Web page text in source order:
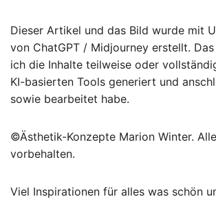
Dieser Artikel und das Bild wurde mit
von ChatGPT / Midjourney erstellt.
ich die Inhalte teilweise oder
KI-basierten Tools generiert und
sowie bearbeitet habe.
©Ästhetik-Konzepte Marion Winter.
vorbehalten.
Viel Inspirationen für alles was schön